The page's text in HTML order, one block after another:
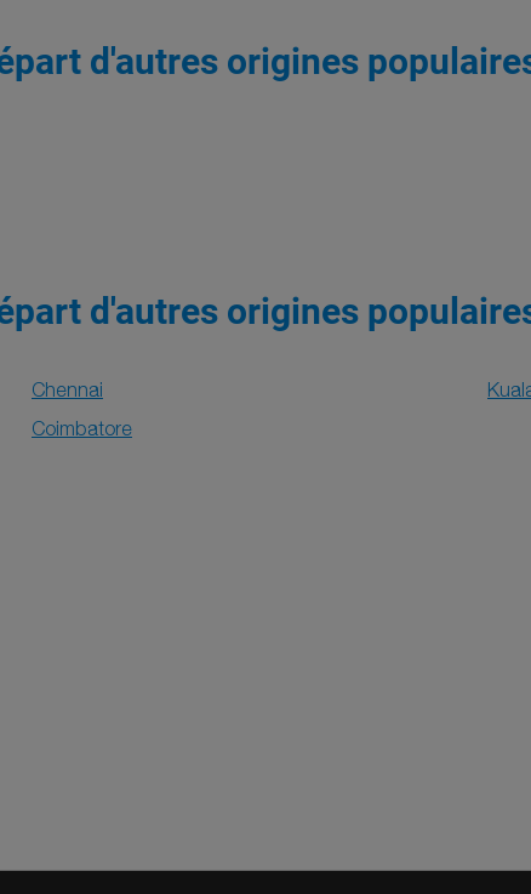
d'autres origines
d'autres origines
Chennai
Coimbatore